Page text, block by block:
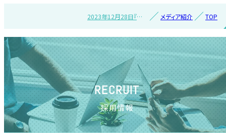
TOP
メディア紹介
2023年12月28日『激
RECRUIT
採用情報